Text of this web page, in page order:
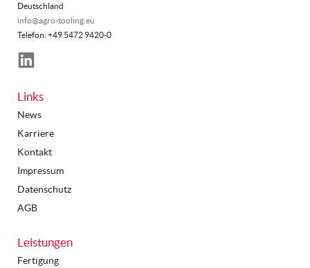
Deutschland
info@agro-tooling.eu
Telefon: +49 5472 9420-0
LinkedIn
Links
News
Karriere
Kontakt
Impressum
Datenschutz
AGB
Leistungen
Fertigung